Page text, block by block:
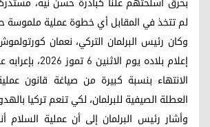
لم تتخذ في المقابل أي خطوة عملية ملموسة
وكان رئيس البرلمان التركي، نعمان
إعلام بلاده يوم
الانتهاء بنسبة كبيرة من صياغة قانون
العطلة الصيفية للبرلمان، لكي تنعم تركيا